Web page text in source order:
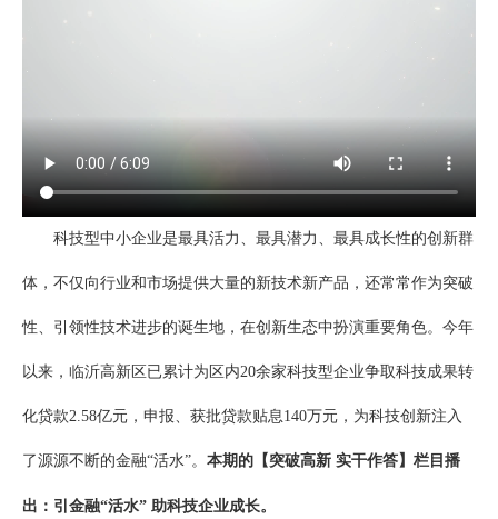
科技型中小企业是最具活力、最具潜力、最具成长性的创新群
体，不仅向行业和市场提供大量的新技术新产品，还常常作为突破
性、引领性技术进步的诞生地，在创新生态中扮演重要角色。今年
以来，临沂高新区已累计为区内20余家科技型企业争取科技成果转
化贷款2.58亿元，申报、获批贷款贴息140万元，为科技创新注入
了源源不断的金融“活水”。 本期的【突破高新 实干作答】栏目播
出：引金融“活水” 助科技企业成长。